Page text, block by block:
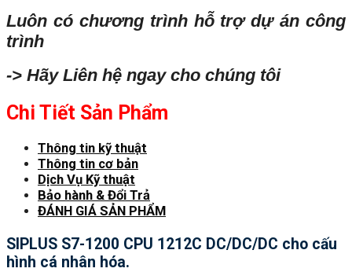
Luôn có chương trình hỗ trợ dự án công
trình
-> Hãy Liên hệ ngay cho chúng tôi
Chi Tiết Sản Phẩm
Thông tin kỹ thuật
Thông tin cơ bản
Dịch Vụ Kỹ thuật
Bảo hành & Đổi Trả
ĐÁNH GIÁ SẢN PHẨM
SIPLUS S7-1200 CPU 1212C DC/DC/DC cho cấu
hình cá nhân hóa.